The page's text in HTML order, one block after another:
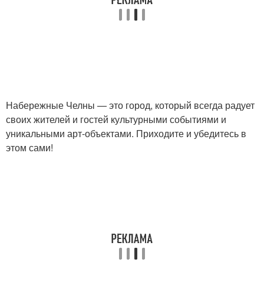
Набережные Челны — это город, который всегда радует
своих жителей и гостей культурными событиями и
уникальными арт-объектами. Приходите и убедитесь в
этом сами!